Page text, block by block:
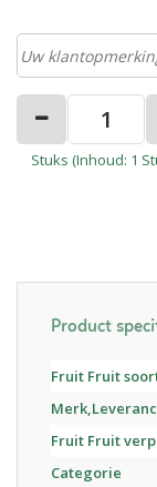
Stuks (Inhoud: 1
Product
Fruit Fruit
Fruit Fruit
Categorie